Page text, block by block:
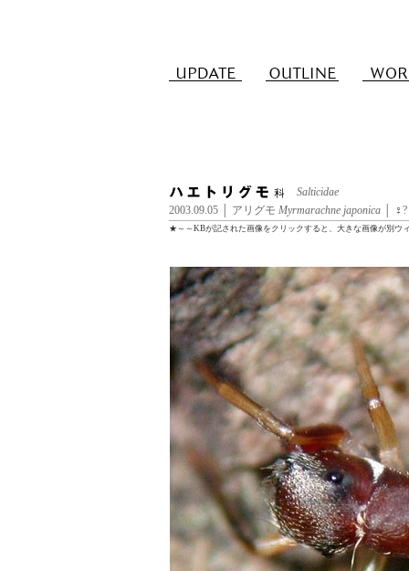
Salticidae
2003.09.05 │ アリグモ Myrmarachne japonica │
★～～KBが記された画像をクリックすると、大きな画像が別ウ